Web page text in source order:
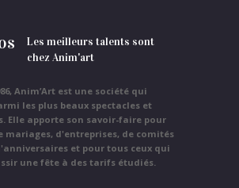
Les meilleurs talents sont
chez Anim'art
Anim’Art est une société qui
les plus beaux spectacles et
Elle apporte son savoir-faire pour
mariages, d'entreprises, de comités
et pour tous ceux qui
une fête à des tarifs étudiés.